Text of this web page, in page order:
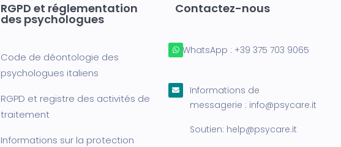
RGPD et réglementation
des psychologues
Code de déontologie des
psychologues italiens
RGPD et registre des activités de
traitement
Informations sur la protection
Contactez-nous
WhatsApp : +39 375 703 9065
Informations de
messagerie : info@psycare.it
Soutien: help@psycare.it